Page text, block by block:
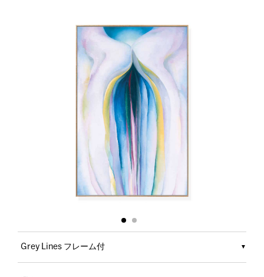
Grey Lines フレーム付